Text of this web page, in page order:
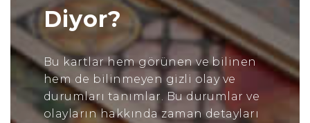
Diyor?
Bu kartlar hem görünen ve bilinen
hem de bilinmeyen gizli olay ve
durumları tanımlar. Bu durumlar ve
olayların hakkında zaman detayları